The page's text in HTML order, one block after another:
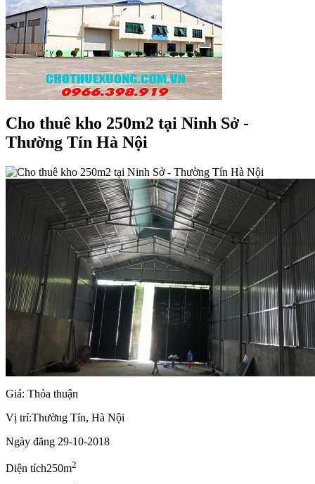
Cho thuê kho 250m2 tại Ninh Sở -
Thường Tín Hà Nội
Giá: Thỏa thuận
Vị trí:Thường Tín, Hà Nội
Ngày đăng 29-10-2018
Diện tích250m2